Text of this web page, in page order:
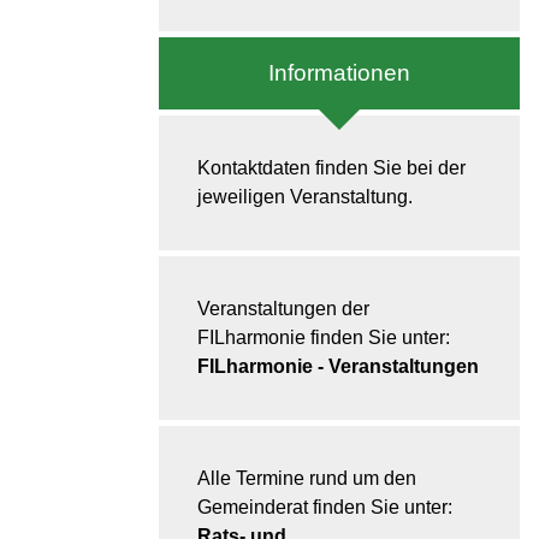
Informationen
Kontaktdaten finden Sie bei der
jeweiligen Veranstaltung.
Veranstaltungen der
FILharmonie finden Sie unter:
FILharmonie - Veranstaltungen
Alle Termine rund um den
Gemeinderat finden Sie unter: